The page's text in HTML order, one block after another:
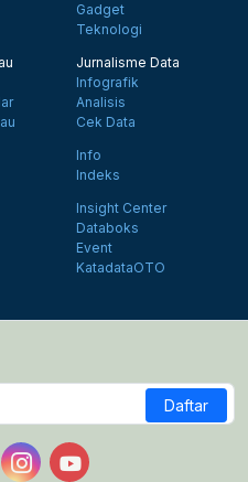
Gadget
Teknologi
Jurnalisme Data
Infografik
Analisis
Cek Data
Info
Indeks
Insight Center
Databoks
Event
KatadataOTO
Daftar
on Facebook
us on X
Follow us on Instagram
Follow us on